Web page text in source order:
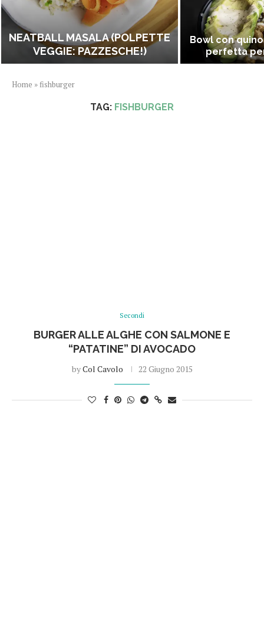
NEATBALL MASALA (POLPETTE
VEGGIE: PAZZESCHE!)
Bowl con
perfetta
Home » fishburger
TAG: FISHBURGER
Secondi
BURGER ALLE ALGHE CON SALMONE E
“PATATINE” DI AVOCADO
byCol Cavolo 22 Giugno 2015